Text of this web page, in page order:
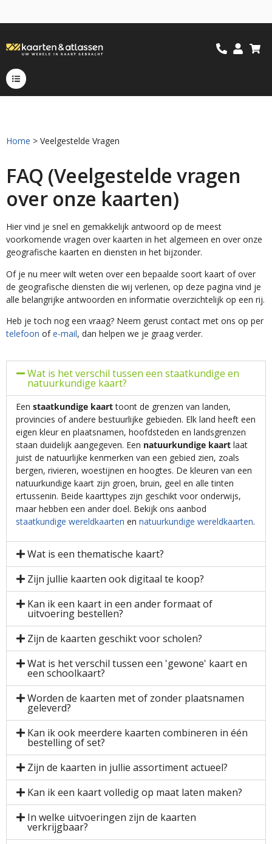
Home > Veelgestelde Vragen
FAQ (Veelgestelde vragen
over onze kaarten)
Hier vind je snel en gemakkelijk antwoord op de meest
voorkomende vragen over kaarten in het algemeen en over onze
geografische kaarten en diensten in het bijzonder.
Of je nu meer wilt weten over een bepaalde soort kaart of over
de geografische diensten die wij verlenen, op deze pagina vind je
alle belangrijke antwoorden en informatie overzichtelijk op een rij.
Heb je toch nog een vraag? Neem gerust contact met ons op per
telefoon ofe-mail, dan helpen we je graag verder.
Wat is het verschil tussen een staatkundige en
natuurkundige kaart?
Een staatkundige kaarttoont de grenzen van landen,
provincies of andere bestuurlijke gebieden. Elk land heeft een
eigen kleur en plaatsnamen, hoofdsteden en landsgrenzen
staan duidelijk aangegeven. Een natuurkundige kaart laat
juist de natuurlijke kenmerken van een gebied zien, zoals
bergen, rivieren, woestijnen en hoogtes. De kleuren van een
natuurkundige kaart zijn groen, bruin, geel en alle tinten
ertussenin. Beide kaarttypes zijn geschikt voor onderwijs,
maar hebben een ander doel. Bekijk ons aanbod
staatkundige wereldkaarten en natuurkundige wereldkaarten.
Wat is een thematische kaart?
Zijn jullie kaarten ook digitaal te koop?
Kan ik een kaart in een ander formaat of
uitvoering bestellen?
Zijn de kaarten geschikt voor scholen?
Wat is het verschil tussen een 'gewone' kaart en
een schoolkaart?
Worden de kaarten met of zonder plaatsnamen
geleverd?
Kan ik ook meerdere kaarten combineren in één
bestelling of set?
Zijn de kaarten in jullie assortiment actueel?
Kan ik een kaart volledig op maat laten maken?
In welke uitvoeringen zijn de kaarten
verkrijgbaar?